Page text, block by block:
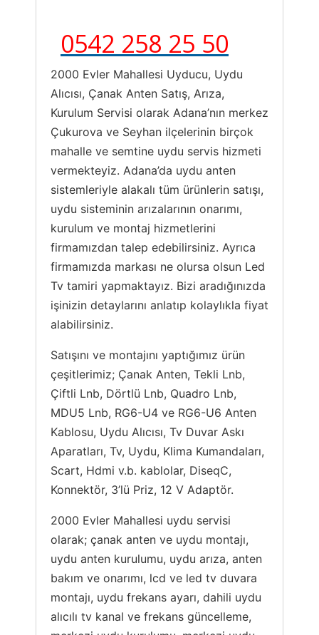
0542 258 25 50
2000 Evler Mahallesi Uyducu, Uydu
Alıcısı, Çanak Anten Satış, Arıza,
Kurulum Servisi olarak Adana’nın merkez
Çukurova ve Seyhan ilçelerinin birçok
mahalle ve semtine uydu servis hizmeti
vermekteyiz. Adana’da uydu anten
sistemleriyle alakalı tüm ürünlerin satışı,
uydu sisteminin arızalarının onarımı,
kurulum ve montaj hizmetlerini
firmamızdan talep edebilirsiniz. Ayrıca
firmamızda markası ne olursa olsun Led
Tv tamiri yapmaktayız. Bizi aradığınızda
işinizin detaylarını anlatıp kolaylıkla fiyat
alabilirsiniz.
Satışını ve montajını yaptığımız ürün
çeşitlerimiz; Çanak Anten, Tekli Lnb,
Çiftli Lnb, Dörtlü Lnb, Quadro Lnb,
MDU5 Lnb, RG6-U4 ve RG6-U6 Anten
Kablosu, Uydu Alıcısı, Tv Duvar Askı
Aparatları, Tv, Uydu, Klima Kumandaları,
Scart, Hdmi v.b. kablolar, DiseqC,
Konnektör, 3’lü Priz, 12 V Adaptör.
2000 Evler Mahallesi uydu servisi
olarak; çanak anten ve uydu montajı,
uydu anten kurulumu, uydu arıza, anten
bakım ve onarımı, lcd ve led tv duvara
montajı, uydu frekans ayarı, dahili uydu
alıcılı tv kanal ve frekans güncelleme,